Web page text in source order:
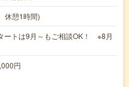
休憩1時間)
ートは9月～もご相談OK！ ※8月
円